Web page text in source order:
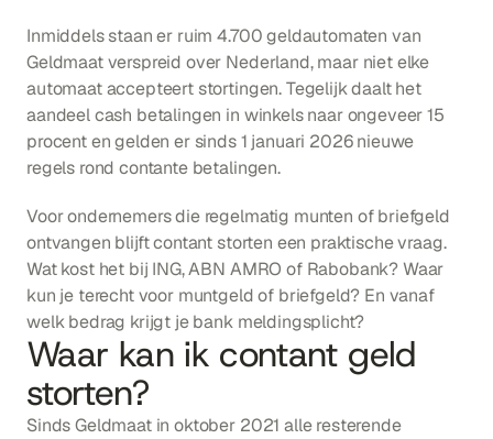
Inmiddels staan er ruim 4.700 geldautomaten van
Geldmaat verspreid over Nederland, maar niet elke
automaat accepteert stortingen. Tegelijk daalt het
aandeel cash betalingen in winkels naar ongeveer 15
procent en gelden er sinds 1 januari 2026 nieuwe
regels rond contante betalingen.
Voor ondernemers die regelmatig munten of briefgeld
ontvangen blijft contant storten een praktische vraag.
Wat kost het bij ING, ABN AMRO of Rabobank? Waar
kun je terecht voor muntgeld of briefgeld? En vanaf
welk bedrag krijgt je bank meldingsplicht?
Waar kan ik contant geld
storten?
Sinds Geldmaat in oktober 2021 alle resterende